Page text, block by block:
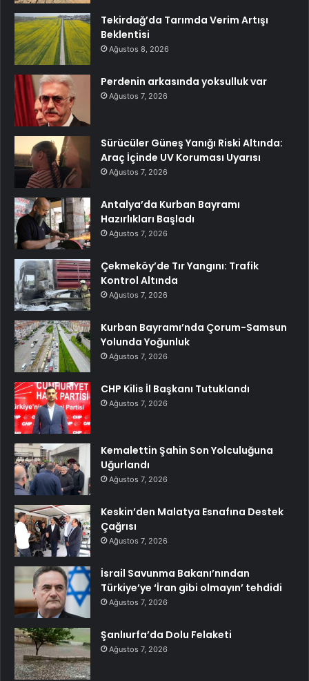
Tekirdağ’da Tarımda Verim Artışı
Beklentisi
Ağustos 8, 2026
Perdenin arkasında yoksulluk var
Ağustos 7, 2026
Sürücüler Güneş Yanığı Riski Altında:
Araç İçinde UV Koruması Uyarısı
Ağustos 7, 2026
Antalya’da Kurban Bayramı
Hazırlıkları Başladı
Ağustos 7, 2026
Çekmeköy’de Tır Yangını: Trafik
Kontrol Altında
Ağustos 7, 2026
Kurban Bayramı’nda Çorum-Samsun
Yolunda Yoğunluk
Ağustos 7, 2026
CHP Kilis İl Başkanı Tutuklandı
Ağustos 7, 2026
Kemalettin Şahin Son Yolculuğuna
Uğurlandı
Ağustos 7, 2026
Keskin’den Malatya Esnafına Destek
Çağrısı
Ağustos 7, 2026
İsrail Savunma Bakanı’nından
Türkiye’ye ‘İran gibi olmayın’ tehdidi
Ağustos 7, 2026
Şanlıurfa’da Dolu Felaketi
Ağustos 7, 2026